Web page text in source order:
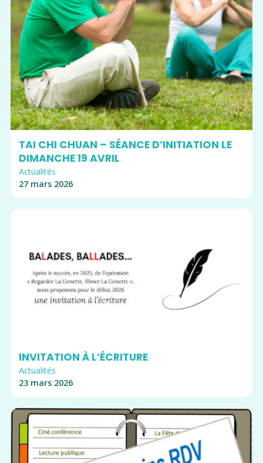
TAI CHI CHUAN – SÉANCE D’INITIATION LE
DIMANCHE 19 AVRIL
Actualités
27 mars 2026
INVITATION À L’ÉCRITURE
Actualités
23 mars 2026